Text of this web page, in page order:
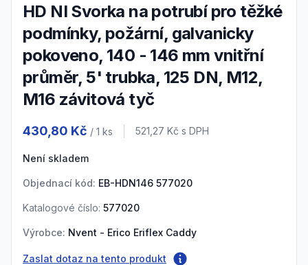
HD NI Svorka na potrubí pro těžké
podmínky, požární, galvanicky
pokoveno, 140 - 146 mm vnitřní
průměr, 5' trubka, 125 DN, M12,
M16 závitová tyč
430,80 Kč / 1 ks Cena s DPH
521,27 Kč s DPH
Není skladem
Objednací kód: EB-HDN146 577020
Katalogové číslo: 577020
Výrobce: Nvent - Erico Eriflex Caddy
Zaslat dotaz na tento produkt